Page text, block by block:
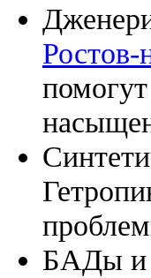
Ростов-
БАДы и